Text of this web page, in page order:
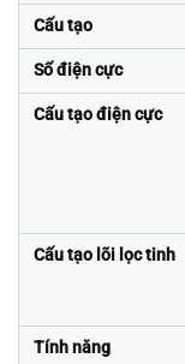
Cấu tạo
Số điện cực
Cấu tạo điện cực
Cấu tạo lõi lọc tinh
Tính năng